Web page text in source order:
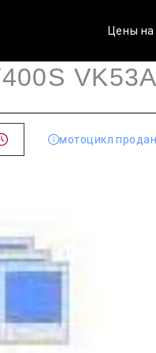
Цены
VK53A
мотоцикл продан